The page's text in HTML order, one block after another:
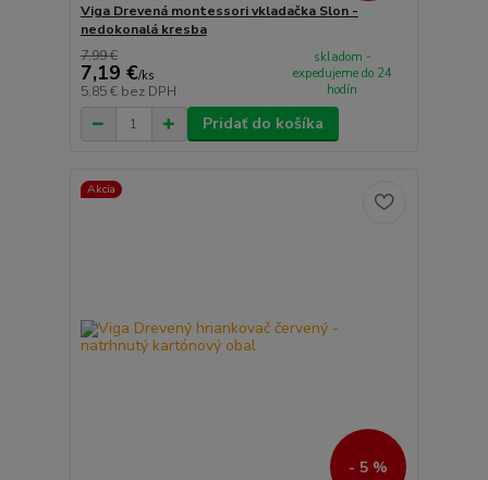
Viga Drevená montessori vkladačka Slon -
nedokonalá kresba
7,99 €
7,19 €/ks
5,85 € bez DPH
skladom -
expedujeme do 24
hodín
Pridať do košíka
Akcia
- 5 %